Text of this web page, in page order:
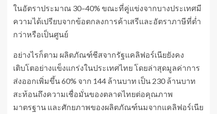
ในอัตราประมาณ 30–40% ขณะที่คู่แข่งจากบางประเทศมี
ความได้เปรียบจากข้อตกลงการค้าเสรีและอัตราภาษีที่ต่ำ
กว่าหรือเป็นศูนย์
อย่างไรก็ตาม ผลิตภัณฑ์ชีสจากรัฐแคลิฟอร์เนียยังคง
เติบโตอย่างแข็งแกร่งในประเทศไทย โดยล่าสุดมูลค่าการ
ส่งออกเพิ่มขึ้น 60% จาก 144 ล้านบาท เป็น 230 ล้านบาท
สะท้อนถึงความเชื่อมั่นของตลาดไทยต่อคุณภาพ
มาตรฐาน และศักยภาพของผลิตภัณฑ์นมจากแคลิฟอร์เนีย